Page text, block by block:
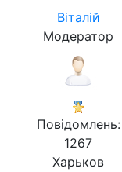
Віталій
Модератор
Повідомлень:
1267
Харьков